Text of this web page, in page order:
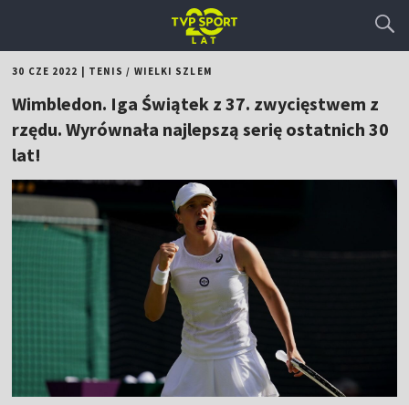
30 CZE 2022 TENIS / WIELKI SZLEM
Wimbledon. Iga Świątek z 37. zwycięstwem z
rzędu. Wyrównała najlepszą serię ostatnich 30
lat!